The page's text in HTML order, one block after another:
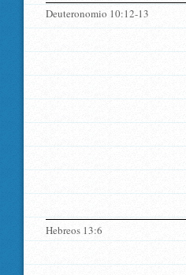
Deuteronomio 10:12-13
Hebreos 13:6